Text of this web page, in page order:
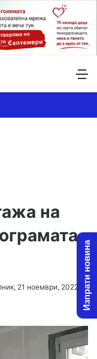
на
21 ноември, 2022 Изпрати новина